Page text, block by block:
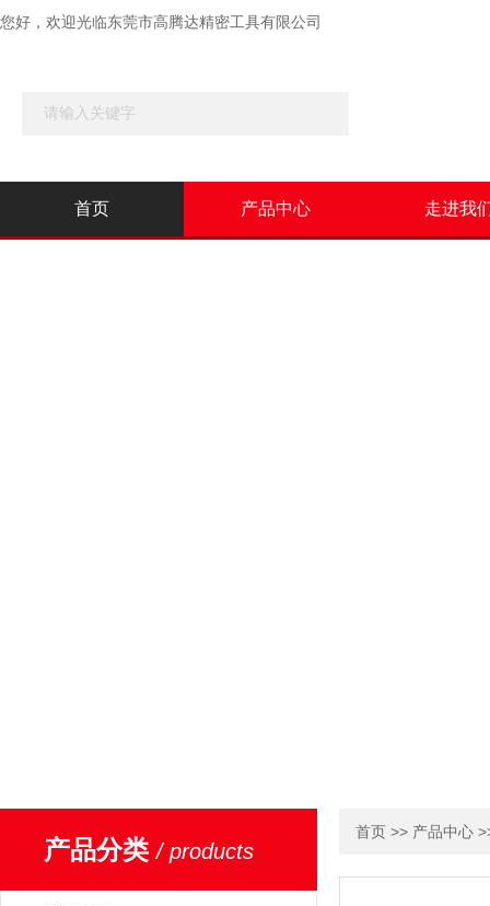
您好，欢迎光临东莞市高腾达精密工具有限公司
首页 产品中心 走进我
产品分类/ products
首页 >> 产品中心